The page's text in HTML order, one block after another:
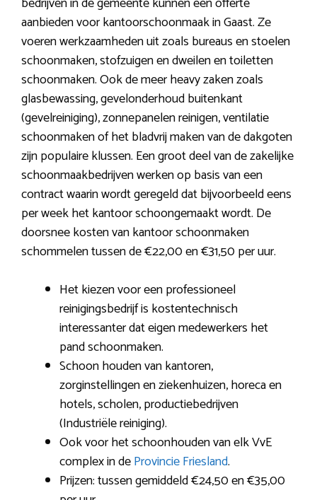
aanbieden voor kantoorschoonmaak in Gaast. Ze
voeren werkzaamheden uit zoals bureaus en stoelen
schoonmaken, stofzuigen en dweilen en toiletten
schoonmaken. Ook de meer heavy zaken zoals
glasbewassing, gevelonderhoud buitenkant
(gevelreiniging), zonnepanelen reinigen, ventilatie
schoonmaken of het bladvrij maken van de dakgoten
zijn populaire klussen. Een groot deel van de zakelijke
schoonmaakbedrijven werken op basis van een
contract waarin wordt geregeld dat bijvoorbeeld eens
per week het kantoor schoongemaakt wordt. De
doorsnee kosten van kantoor schoonmaken
schommelen tussen de €22,00 en €31,50 per uur.
Het kiezen voor een professioneel
reinigingsbedrijf is kostentechnisch
interessanter dat eigen medewerkers het
pand schoonmaken.
Schoon houden van kantoren,
zorginstellingen en ziekenhuizen, horeca en
hotels, scholen, productiebedrijven
(Industriële reiniging).
Ook voor het schoonhouden van elk VvE
complex in deProvincie Friesland.
Prijzen: tussen gemiddeld €24,50 en €35,00